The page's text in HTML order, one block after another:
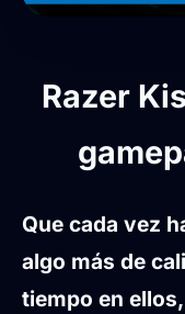
Razer
Que cada vez
algo más de
tiempo en